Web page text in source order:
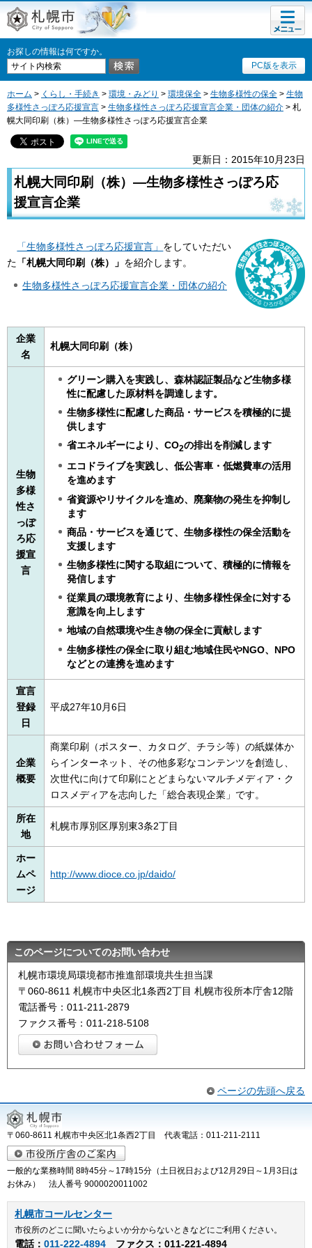
札幌市
お探しの情報は何ですか。
PC版を表示
メニュ
ー
ホーム > くらし・手続き > 環境・みどり > 環境保全 > 生物多様性の保全 > 生物
多様性さっぽろ応援宣言 > 生物多様性さっぽろ応援宣言企業・団体の紹介 > 札
幌大同印刷（株）―生物多様性さっぽろ応援宣言企業
更新日：2015年10月23日
札幌大同印刷（株）―生物多様性さっぽろ応
援宣言企業
「生物多様性さっぽろ応援宣言」 をしていただい
た 「札幌大同印刷（株）」 を紹介します。
生物多様性さっぽろ応援宣言企業・団体の紹介
企業
名
札幌大同印刷（株）
生物
多様
性さ
っぽ
ろ応
援宣
言
グリーン購入を実践し、森林認証製品など生物多様
性に配慮した原材料を調達します。
生物多様性に配慮した商品・サービスを積極的に提
供します
省エネルギーにより、CO2の排出を削減します
エコドライブを実践し、低公害車・低燃費車の活用
を進めます
省資源やリサイクルを進め、廃棄物の発生を抑制し
ます
商品・サービスを通じて、生物多様性の保全活動を
支援します
生物多様性に関する取組について、積極的に情報を
発信します
従業員の環境教育により、生物多様性保全に対する
意識を向上します
地域の自然環境や生き物の保全に貢献します
生物多様性の保全に取り組む地域住民やNGO、NPO
などとの連携を進めます
宣言
登録
日
平成27年10月6日
企業
概要
商業印刷（ポスター、カタログ、チラシ等）の紙媒体か
らインターネット、その他多彩なコンテンツを創造し、
次世代に向けて印刷にとどまらないマルチメディア・ク
ロスメディアを志向した「総合表現企業」です。
所在
地
札幌市厚別区厚別東3条2丁目
ホー
ムペ
ージ
http://www.dioce.co.jp/daido/
このページについてのお問い合わせ
札幌市環境局環境都市推進部環境共生担当課
〒060-8611 札幌市中央区北1条西2丁目 札幌市役所本庁舎12階
電話番号：011-211-2879
ファクス番号：011-218-5108
ページの先頭へ戻る
〒060-8611 札幌市中央区北1条西2丁目 代表電話：011-211-2111
一般的な業務時間 8時45分～17時15分（土日祝日および12月29日～1月3日は
お休み） 法人番号 9000020011002
札幌市コールセンター
市役所のどこに聞いたらよいか分からないときなどにご利用ください。
電話： 011-222-4894 ファクス：011-221-4894